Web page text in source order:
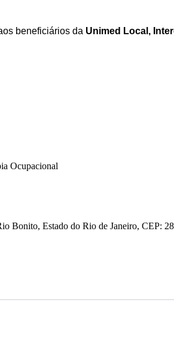
beneficiários da Unimed Local,
Ocupacional
Bonito, Estado do Rio de Janeiro, CEP: